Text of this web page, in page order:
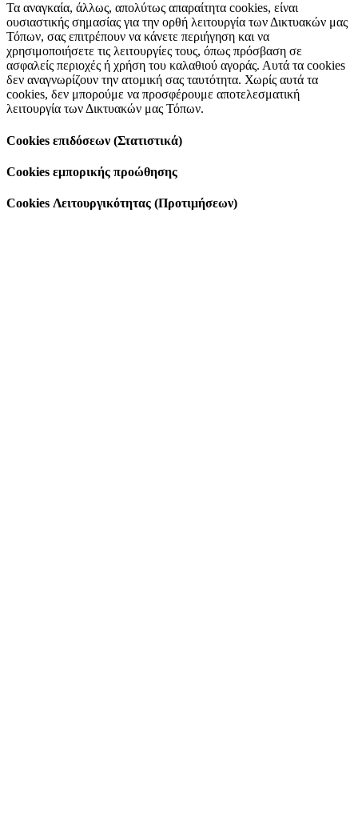
Τα αναγκαία, άλλως, απολύτως απαραίτητα cookies, είναι
ουσιαστικής σημασίας για την ορθή λειτουργία των Δικτυακών μας
Τόπων, σας επιτρέπουν να κάνετε περιήγηση και να
χρησιμοποιήσετε τις λειτουργίες τους, όπως πρόσβαση σε
ασφαλείς περιοχές ή χρήση του καλαθιού αγοράς. Αυτά τα cookies
δεν αναγνωρίζουν την ατομική σας ταυτότητα. Χωρίς αυτά τα
cookies, δεν μπορούμε να προσφέρουμε αποτελεσματική
λειτουργία των Δικτυακών μας Τόπων.
Cookies επιδόσεων (Στατιστικά)
Cookies εμπορικής προώθησης
Cookies Λειτουργικότητας (Προτιμήσεων)